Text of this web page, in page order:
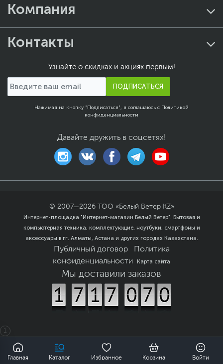
Компания
Контакты
Узнайте о скидках и акциях первым!
ПОДПИСАТЬСЯ
Нажимая на кнопку "Подписаться", я соглашаюсь с Политикой
конфиденциальности
Давайте дружить в соцсетях!
© 2007—2026 ТОО «Белый Ветер KZ»
Интернет-площадка "Интернет-магазин Белый Ветер". Бытовая и
компьютерная техника, комплектующие, ноутбуки, смартфоны и
аксессуары в гг. Алматы, Астана и других городах Казахстана.
Публичный договор
Политика
конфиденциальности
Карта сайта
Мы доставили заказов
1
Главная Каталог Избранное Корзина Войти